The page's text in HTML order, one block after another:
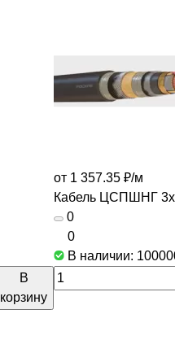
В
корзину
от 1 357.35 ₽/м
Кабель ЦСПШНГ
0
0
В наличии: